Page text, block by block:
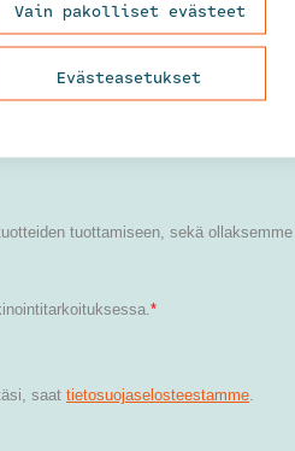
Vain pakolliset evästeet
Evästeasetukset